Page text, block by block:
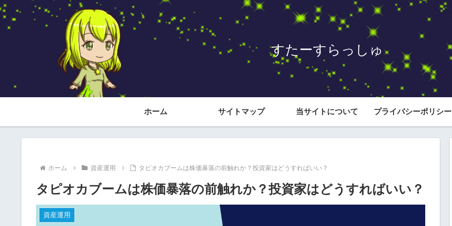
すたーすらっしゅ
ホーム サイトマップ 当サイトについて プライバシーポリシー
ホーム 資産運用 タピオカブームは株価暴落の前触れか？投資家はどうすればいい？
タピオカブームは株価暴落の前触れか？投資家はどうすればいい？
資産運用